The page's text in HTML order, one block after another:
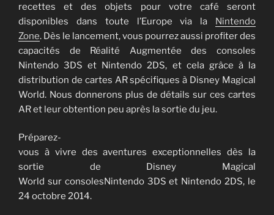
recettes et des objets pour votre café seront
disponibles dans toute l’Europe via la Nintendo
Zone. Dès le lancement, vous pourrez aussi profiter des
capacités de Réalité Augmentée des consoles
Nintendo 3DS et Nintendo 2DS, et cela grâce à la
distribution de cartes AR spécifiques à Disney Magical
World. Nous donnerons plus de détails sur ces cartes
AR et leur obtention peu après la sortie du jeu.
Préparez-
vous à vivre des aventures exceptionnelles dès la
sortie de Disney Magical
World sur consolesNintendo 3DS et Nintendo 2DS, le
24 octobre 2014.